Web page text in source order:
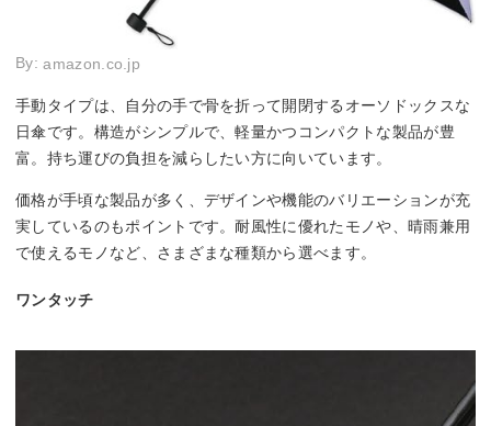
By:amazon.co.jp
手動タイプは、自分の手で骨を折って開閉するオーソドックスな
日傘です。構造がシンプルで、軽量かつコンパクトな製品が豊
富。持ち運びの負担を減らしたい方に向いています。
価格が手頃な製品が多く、デザインや機能のバリエーションが充
実しているのもポイントです。耐風性に優れたモノや、晴雨兼用
で使えるモノなど、さまざまな種類から選べます。
ワンタッチ